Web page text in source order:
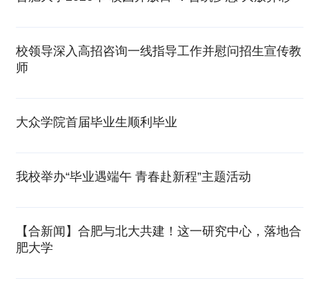
校领导深入高招咨询一线指导工作并慰问招生宣传教
师
大众学院首届毕业生顺利毕业
我校举办“毕业遇端午 青春赴新程”主题活动
【合新闻】合肥与北大共建！这一研究中心，落地合
肥大学